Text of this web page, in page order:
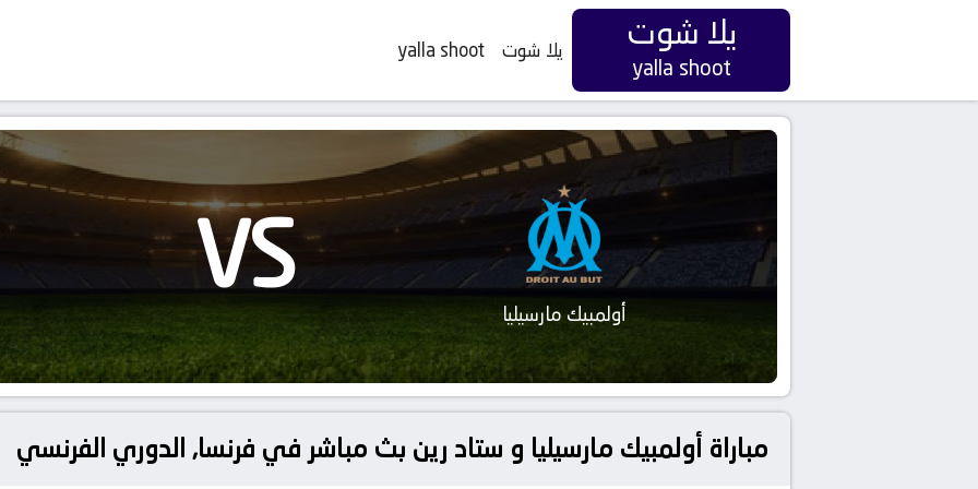
يلا شوت
yalla shoot
يلا شوت yalla shoot
أولمبيك مارسيليا VS
مباراة أولمبيك مارسيليا و ستاد رين بث مباشر في فرنسا, الدوري الفرنسي